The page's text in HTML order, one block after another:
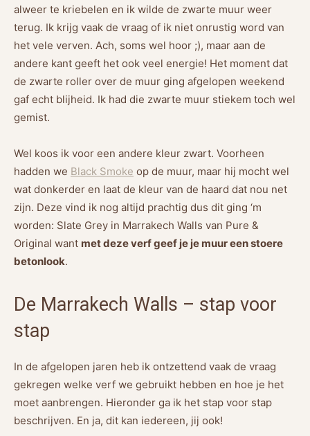
alweer te kriebelen en ik wilde de zwarte muur weer
terug. Ik krijg vaak de vraag of ik niet onrustig word van
het vele verven. Ach, soms wel hoor ;), maar aan de
andere kant geeft het ook veel energie! Het moment dat
de zwarte roller over de muur ging afgelopen weekend
gaf echt blijheid. Ik had die zwarte muur stiekem toch wel
gemist.
Wel koos ik voor een andere kleur zwart. Voorheen
hadden we Black Smoke op de muur, maar hij mocht wel
wat donkerder en laat de kleur van de haard dat nou net
zijn. Deze vind ik nog altijd prachtig dus dit ging ‘m
worden: Slate Grey in Marrakech Walls van Pure &
Original want met deze verf geef je je muur een stoere
betonlook.
De Marrakech Walls – stap voor
stap
In de afgelopen jaren heb ik ontzettend vaak de vraag
gekregen welke verf we gebruikt hebben en hoe je het
moet aanbrengen. Hieronder ga ik het stap voor stap
beschrijven. En ja, dit kan iedereen, jij ook!